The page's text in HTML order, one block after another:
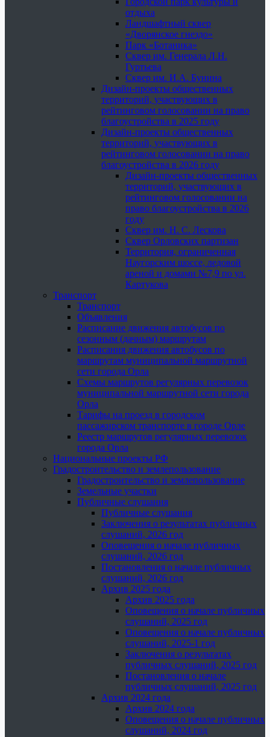
отдыха
Ландшафтный сквер
«Дворянское гнездо»
Парк «Ботаника»
Сквер им. Генерала Л.Н.
Гуртьева
Сквер им. И.А. Бунина
Дизайн-проекты общественных
территорий, участвующих в
рейтинговом голосовании на право
благоустройства в 2025 году
Дизайн-проекты общественных
территорий, участвующих в
рейтинговом голосовании на право
благоустройства в 2026 году
Дизайн-проекты общественных
территорий, участвующих в
рейтинговом голосовании на
право благоустройства в 2026
году
Сквер им. Н. С. Лескова
Сквер Орловских партизан
Территория, ограниченная
Наугорским шоссе, ледовой
ареной и домами №7,9 по ул.
Картукова
Транспорт
Транспорт
Объявления
Расписание движения автобусов по
сезонным (дачным) маршрутам
Расписания движения автобусов по
маршрутам муниципальной маршрутной
сети города Орла
Схемы маршрутов регулярных перевозок
муниципальной маршрутной сети города
Орла
Тарифы на проезд в городском
пассажирском транспорте в городе Орле
Реестр маршрутов регулярных перевозок
города Орла
Национальные проекты РФ
Градостроительство и землепользование
Градостроительство и землепользование
Земельные участки
Публичные слушания
Публичные слушания
Заключения о результатах публичных
слушаний, 2026 год
Оповещения о начале публичных
слушаний, 2026 год
Постановления о начале публичных
слушаний, 2026 год
Архив 2025 года
Архив 2025 года
Оповещения о начале публичных
слушаний, 2025 год
Оповещения о начале публичных
слушаний, 2025-1 год
Заключения о результатах
публичных слушаний, 2025 год
Постановления о начале
публичных слушаний, 2025 год
Архив 2024 года
Архив 2024 года
Оповещения о начале публичных
слушаний, 2024 год